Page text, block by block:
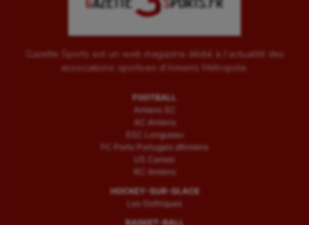
UNSS
Water-polo
Gazette Sports est un web magazine dédié à l'actualité des
associations sportives d'Amiens Métropole.
FOOTBALL
Amiens SC
AC Amiens
ESC Longueau
FC Porto Portugais d’Amiens
US Camon
RC Amiens
HOCKEY-SUR-GLACE
Les Gothiques
BASKET-BALL